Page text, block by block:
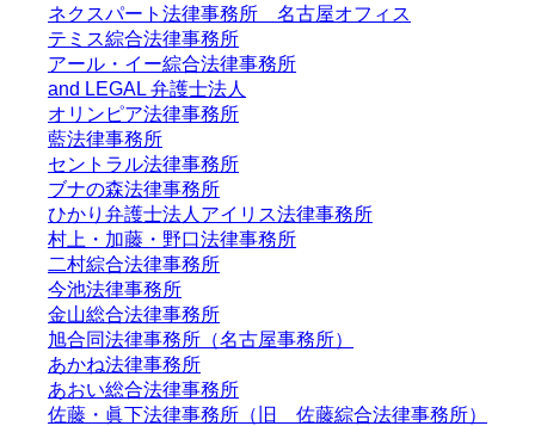
ネクスパート法律事務所 名古屋オフィス
テミス綜合法律事務所
アール・イー綜合法律事務所
and LEGAL 弁護士法人
オリンピア法律事務所
藍法律事務所
セントラル法律事務所
ブナの森法律事務所
ひかり弁護士法人アイリス法律事務所
村上・加藤・野口法律事務所
二村綜合法律事務所
今池法律事務所
金山総合法律事務所
旭合同法律事務所（名古屋事務所）
あかね法律事務所
あおい総合法律事務所
佐藤・眞下法律事務所（旧 佐藤綜合法律事務所）